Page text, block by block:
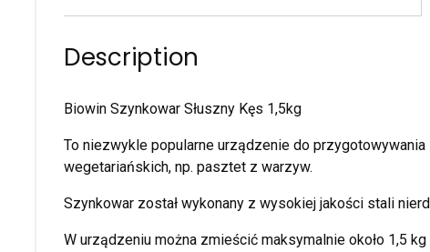
Description
Biowin Szynkowar Słuszny Kęs 1,5kg
To niezwykle popularne urządzenie do
wegetariańskich, np. pasztet z warzyw.
Szynkowar został wykonany z wysokiej jakości stali
W urządzeniu można zmieścić maksymalnie około 1,5